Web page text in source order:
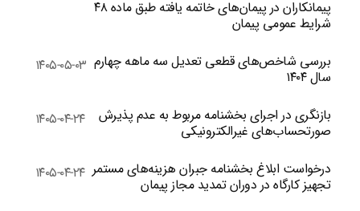
پیمانکاران در پیمان‌های خاتمه یافته طبق ماده ۴۸
شرایط عمومی پیمان
بررسی شاخص‌های قطعی تعدیل سه ماهه چهارم
سال ۱۴۰۴
۱۴۰۵-۰۵-۰۳
بازنگری در اجرای بخشنامه مربوط به عدم پذیرش
صورتحساب‌های غیرالکترونیکی
۱۴۰۵-۰۴-۲۴
درخواست ابلاغ بخشنامه جبران هزینه‌های مستمر
تجهیز کارگاه در دوران تمدید مجاز پیمان
۱۴۰۵-۰۴-۲۴